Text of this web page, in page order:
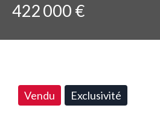
422 000 €
Vendu Exclusivité